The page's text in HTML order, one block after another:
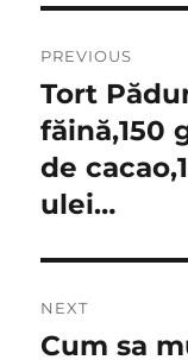
PREVIOUS
Previous
post:
Tort
făină,150
de
ulei…
NEXT
Next
Cum sa